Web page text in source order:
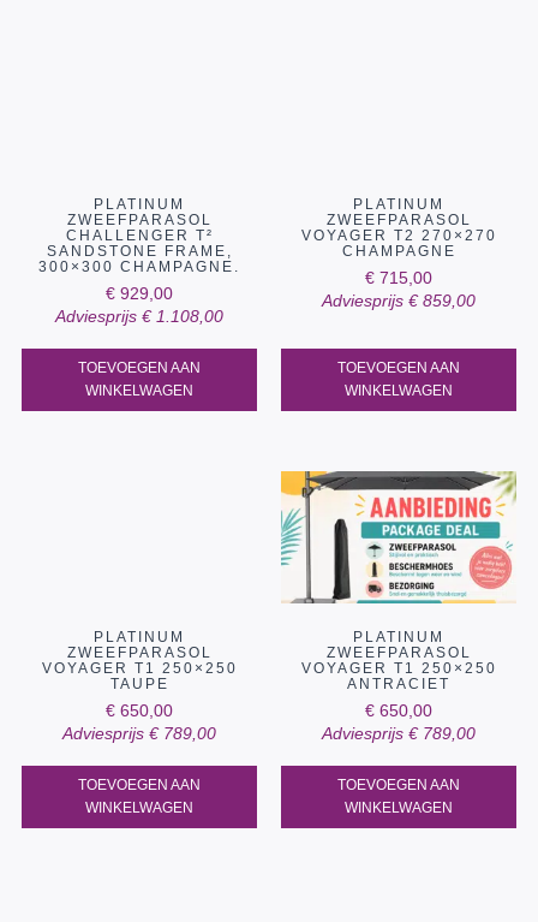
PLATINUM
ZWEEFPARASOL
CHALLENGER T²
SANDSTONE FRAME,
300×300 CHAMPAGNE.
€ 929,00
Adviesprijs €1.108,00
TOEVOEGEN AAN
WINKELWAGEN
PLATINUM
ZWEEFPARASOL
VOYAGER T2 270×270
CHAMPAGNE
€ 715,00
Adviesprijs €859,00
TOEVOEGEN AAN
WINKELWAGEN
PLATINUM
ZWEEFPARASOL
VOYAGER T1 250×250
TAUPE
€ 650,00
Adviesprijs €789,00
TOEVOEGEN AAN
WINKELWAGEN
PLATINUM
ZWEEFPARASOL
VOYAGER T1 250×250
ANTRACIET
€ 650,00
Adviesprijs €789,00
TOEVOEGEN AAN
WINKELWAGEN